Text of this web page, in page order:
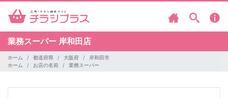
業務スーパー 岸和田店
ホーム 都道府県 大阪府
岸和田市
ホーム
お店の名前 業務スーパー